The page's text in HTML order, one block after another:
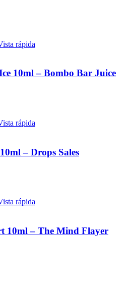
rápida
10ml – Bombo Bar Juice
rápida
– Drops Sales
rápida
10ml – The Mind Flayer